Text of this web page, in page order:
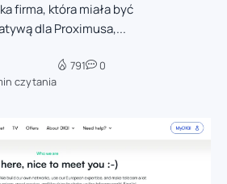
firma, która miała być
dla Proximusa,...
czytania
791 0